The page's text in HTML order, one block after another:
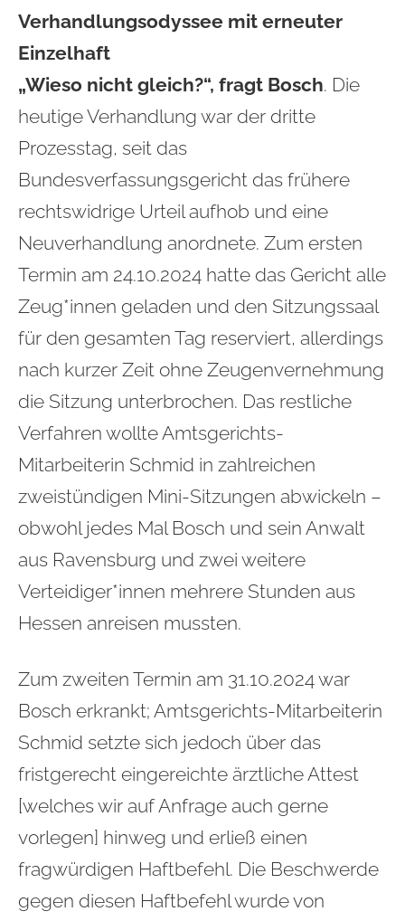
Verhandlungsodyssee mit erneuter
Einzelhaft
„Wieso nicht gleich?“, fragt Bosch. Die
heutige Verhandlung war der dritte
Prozesstag, seit das
Bundesverfassungsgericht das frühere
rechtswidrige Urteil aufhob und eine
Neuverhandlung anordnete. Zum ersten
Termin am 24.10.2024 hatte das Gericht alle
Zeug*innen geladen und den Sitzungssaal
für den gesamten Tag reserviert, allerdings
nach kurzer Zeit ohne Zeugenvernehmung
die Sitzung unterbrochen. Das restliche
Verfahren wollte Amtsgerichts-
Mitarbeiterin Schmid in zahlreichen
zweistündigen Mini-Sitzungen abwickeln –
obwohl jedes Mal Bosch und sein Anwalt
aus Ravensburg und zwei weitere
Verteidiger*innen mehrere Stunden aus
Hessen anreisen mussten.
Zum zweiten Termin am 31.10.2024 war
Bosch erkrankt; Amtsgerichts-Mitarbeiterin
Schmid setzte sich jedoch über das
fristgerecht eingereichte ärztliche Attest
[welches wir auf Anfrage auch gerne
vorlegen] hinweg und erließ einen
fragwürdigen Haftbefehl. Die Beschwerde
gegen diesen Haftbefehl wurde von